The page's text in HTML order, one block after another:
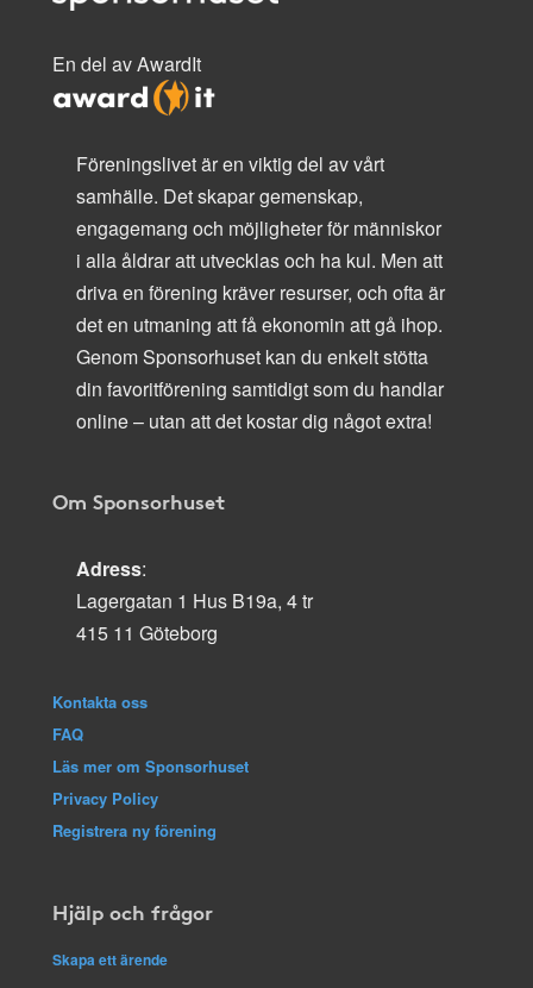
En del av AwardIt
Föreningslivet är en viktig del av vårt
samhälle. Det skapar gemenskap,
engagemang och möjligheter för människor
i alla åldrar att utvecklas och ha kul. Men att
driva en förening kräver resurser, och ofta är
det en utmaning att få ekonomin att gå ihop.
Genom Sponsorhuset kan du enkelt stötta
din favoritförening samtidigt som du handlar
online – utan att det kostar dig något extra!
Om Sponsorhuset
Adress:
Lagergatan 1 Hus B19a, 4 tr
415 11 Göteborg
Kontakta oss
FAQ
Läs mer om Sponsorhuset
Privacy Policy
Registrera ny förening
Hjälp och frågor
Skapa ett ärende